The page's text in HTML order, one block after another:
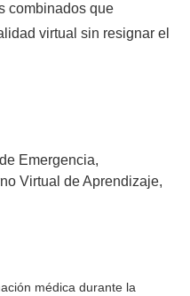
Emergencia
Virtual de Aprendizaje
médica durante la
combinados que
virtual sin resignar el